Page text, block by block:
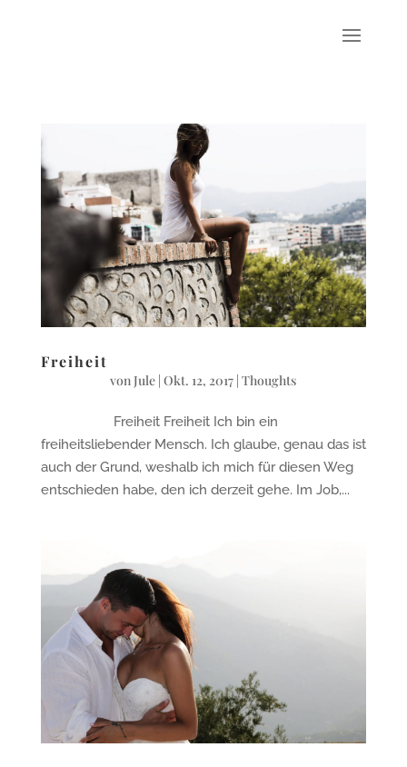
Freiheit
vonJule |Okt. 12, 2017 |Thoughts
Freiheit Freiheit Ich bin ein
freiheitsliebender Mensch. Ich glaube, genau das ist
auch der Grund, weshalb ich mich für diesen Weg
entschieden habe, den ich derzeit gehe. Im Job,...